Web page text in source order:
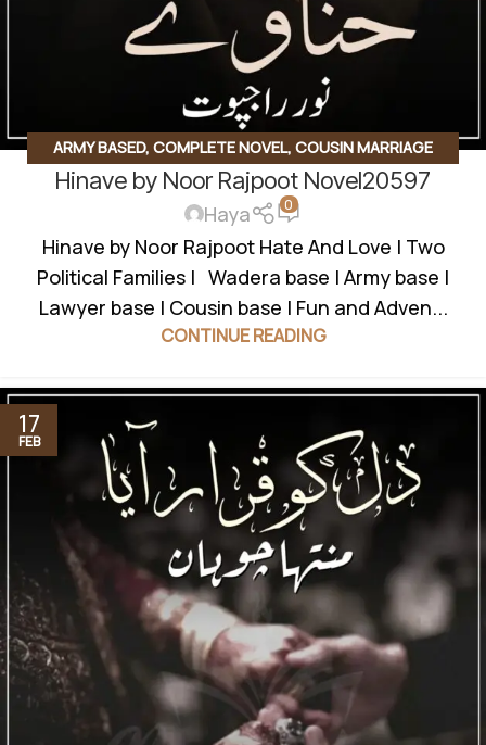
ARMY BASED, COMPLETE NOVEL, COUSIN MARRIAGE
BASED,HATE TO LOVE STORY,HAVELI BASED NOVELS
POLICE OFFICER BASED, REVENGE BASED NOVELS
ROMANTIC NOVEL, SUSPENSE THRILLER
Hinave by Noor Rajpoot Novel20597
Haya 0
Hinave by Noor Rajpoot Hate And Love | Two
Political Families | Wadera base | Army base |
Lawyer base | Cousin base | Fun and Adven...
CONTINUE READING
17
FEB